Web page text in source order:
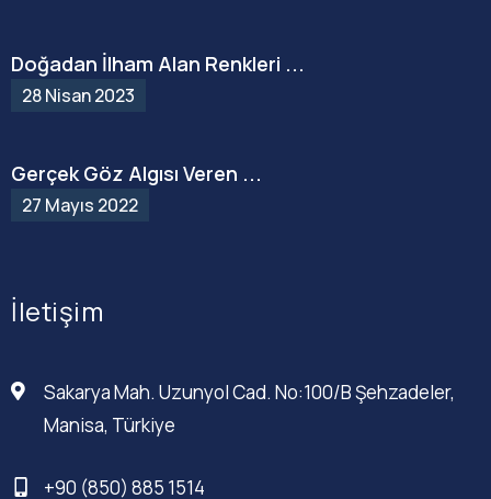
Doğadan İlham Alan Renkleri ...
28 Nisan 2023
Gerçek Göz Algısı Veren ...
27 Mayıs 2022
İletişim
Sakarya Mah. Uzunyol Cad. No:100/B Şehzadeler,
Manisa, Türkiye
+90 (850) 885 1514